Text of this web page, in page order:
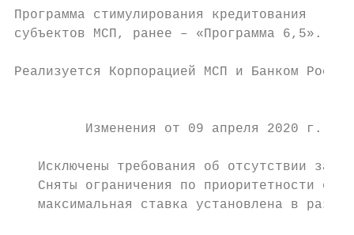
Программа стимулирования кредитования
субъектов МСП, ранее – «Программа 6,5».
Реализуется Корпорацией МСП и Банком России
Изменения от 09 апреля 2020 г.:
Исключены требования об отсутствии
Сняты ограничения по приоритетности
максимальная ставка установлена в